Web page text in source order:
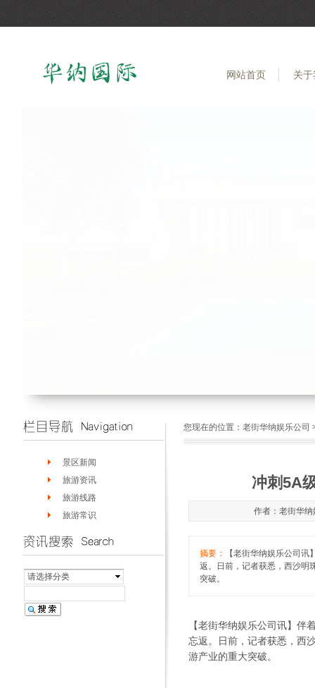
网站首页 关
景区新闻
旅游资讯
旅游线路
旅游常识
请选择分类
您现在的位置： 老街华纳娱乐公司
冲刺5A
作者：老街华
摘要：
【老街华纳娱乐公司
返。日前，记者获悉，西沙明
突破。
【老街华纳娱乐公司讯】
忘返。日前，记者获悉，西
游产业的重大突破。